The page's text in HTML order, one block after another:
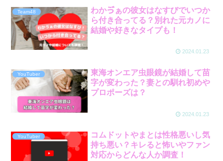
Team48
わかゔぁの彼女はなすびでいつか
ら付き合ってる？別れた元カノに
結婚や好きなタイプも！
2024.01.23
YouTuber
東海オンエア虫眼鏡が結婚して苗
字が変わった？妻との馴れ初めや
プロポーズは？
2024.01.23
YouTuber
コムドットやまとは性格悪いし気
持ち悪い？キレると怖いやファン
対応からどんな人か調査！